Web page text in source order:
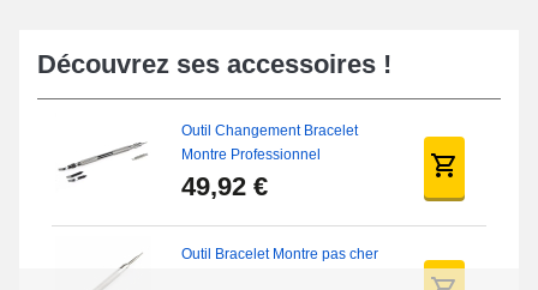
Découvrez ses accessoires !
Outil Changement Bracelet
Montre Professionnel
49,92 €
Outil Bracelet Montre pas cher